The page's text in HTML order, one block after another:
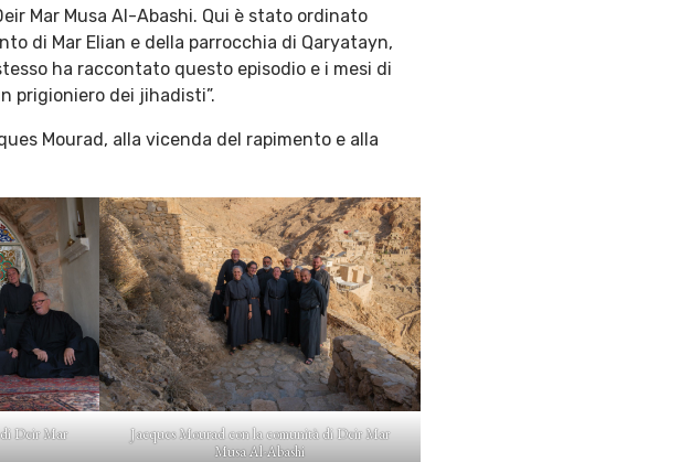
Mar Musa Al-Abashi. Qui è stato ordinato
di Mar Elian e della parrocchia di Qaryatayn,
ha raccontato questo episodio e i mesi di
prigioniero dei jihadisti”.
Mourad, alla vicenda del rapimento e alla
Deir Mar
Jacques Mourad con la comunità di Deir Mar
Musa Al-Abashi